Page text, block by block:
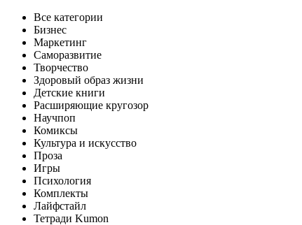
Все категории
Бизнес
Маркетинг
Саморазвитие
Творчество
Здоровый образ жизни
Детские книги
Расширяющие кругозор
Научпоп
Комиксы
Культура и искусство
Проза
Игры
Психология
Комплекты
Лайфстайл
Тетради Kumon